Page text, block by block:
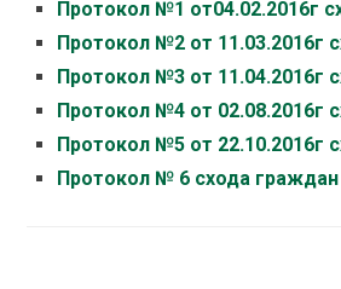
Протокол №1 от04.02.2016г
Протокол №2 от 11.03.2016г
Протокол №3 от 11.04.2016г
Протокол №4 от 02.08.2016г
Протокол №5 от 22.10.2016г
Протокол № 6 схода граждан